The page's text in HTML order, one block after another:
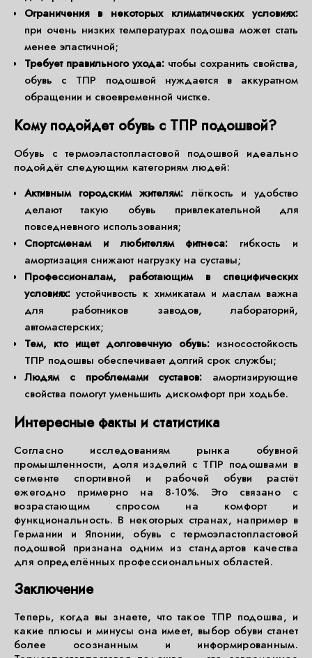
Ограничения в некоторых климатических условиях:
при очень низких температурах подошва может стать
менее эластичной;
Требует правильного ухода: чтобы сохранить свойства,
обувь с ТПР подошвой нуждается в аккуратном
обращении и своевременной чистке.
Кому подойдет обувь с ТПР подошвой?
Обувь с термоэластопластовой подошвой идеально
подойдёт следующим категориям людей:
Активным городским жителям: лёгкость и удобство
делают такую обувь привлекательной для
повседневного использования;
Спортсменам и любителям фитнеса: гибкость и
амортизация снижают нагрузку на суставы;
Профессионалам, работающим в специфических
условиях: устойчивость к химикатам и маслам важна
для работников заводов, лабораторий,
автомастерских;
Тем, кто ищет долговечную обувь: износостойкость
ТПР подошвы обеспечивает долгий срок службы;
Людям с проблемами суставов: амортизирующие
свойства помогут уменьшить дискомфорт при ходьбе.
Интересные факты и статистика
Согласно исследованиям рынка обувной
промышленности, доля изделий с ТПР подошвами в
сегменте спортивной и рабочей обуви растёт
ежегодно примерно на 8-10%. Это связано с
возрастающим спросом на комфорт и
функциональность. В некоторых странах, например в
Германии и Японии, обувь с термоэластопластовой
подошвой признана одним из стандартов качества
для определённых профессиональных областей.
Заключение
Теперь, когда вы знаете, что такое ТПР подошва, и
какие плюсы и минусы она имеет, выбор обуви станет
более осознанным и информированным.